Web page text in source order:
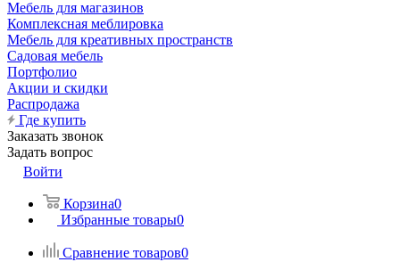
Мебель для магазинов
Комплексная меблировка
Мебель для креативных пространств
Садовая мебель
Портфолио
Акции и скидки
Распродажа
Где купить
Заказать звонок
Задать вопрос
Войти
Корзина0
Избранные товары0
Сравнение товаров0